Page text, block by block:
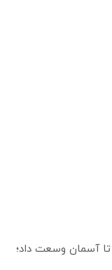
آسمان وسعت داد؛